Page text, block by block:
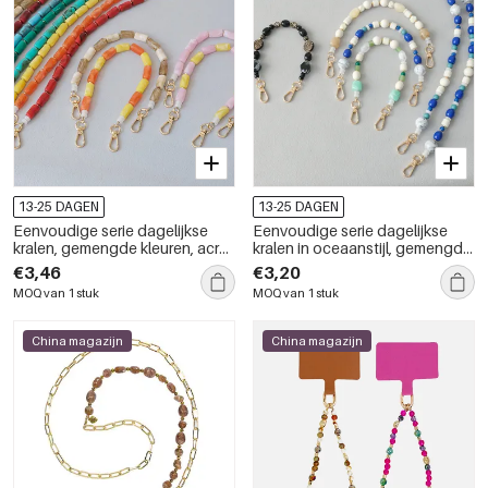
13-25 DAGEN
Eenvoudige serie dagelijkse
kralen, gemengde kleuren, acryl
telefoonketting
€3,46
MOQ van 1 stuk
13-25 DAGEN
Eenvoudige serie dagelijkse
kralen in oceaanstijl, gemengde
kleuren, acryl tas,
telefoonketting
€3,20
MOQ van 1 stuk
China magazijn China magazijn